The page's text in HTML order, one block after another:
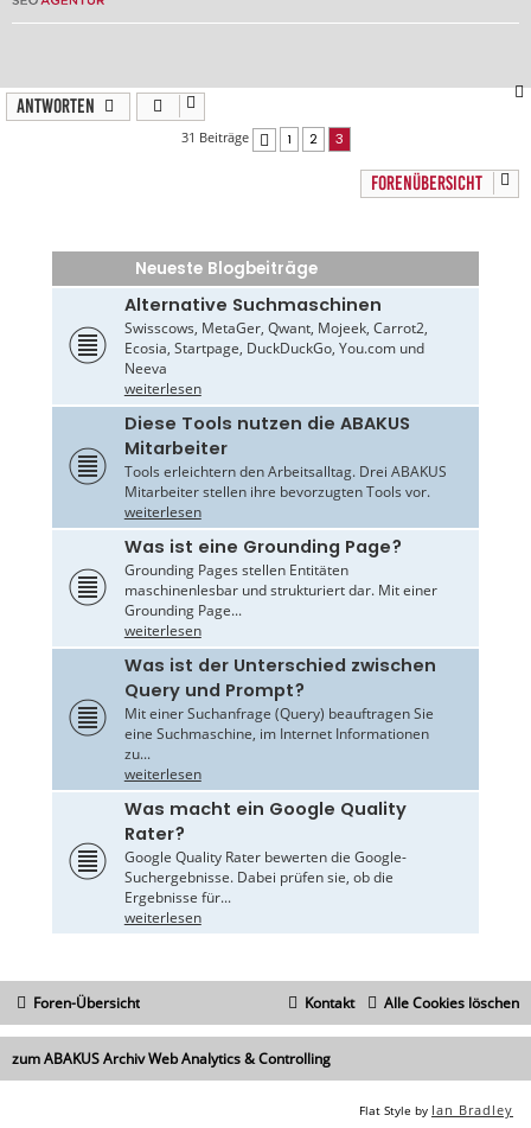
Antworten
31 Beiträge Vorherige
1 2 3
FORENÜBERSICHT
Neueste Blogbeiträge
Alternative Suchmaschinen
Swisscows, MetaGer, Qwant, Mojeek, Carrot2,
Ecosia, Startpage, DuckDuckGo, You.com und
Neeva
weiterlesen
Diese Tools nutzen die ABAKUS
Mitarbeiter
Tools erleichtern den Arbeitsalltag. Drei ABAKUS
Mitarbeiter stellen ihre bevorzugten Tools vor.
weiterlesen
Was ist eine Grounding Page?
Grounding Pages stellen Entitäten
maschinenlesbar und strukturiert dar. Mit einer
Grounding Page...
weiterlesen
Was ist der Unterschied zwischen
Query und Prompt?
Mit einer Suchanfrage (Query) beauftragen Sie
eine Suchmaschine, im Internet Informationen
zu...
weiterlesen
Was macht ein Google Quality
Rater?
Google Quality Rater bewerten die Google-
Suchergebnisse. Dabei prüfen sie, ob die
Ergebnisse für...
weiterlesen
Foren-Übersicht Alle Cookies löschen
Kontakt
zum ABAKUS Archiv Web Analytics & Controlling
Flat Style by Ian Bradley